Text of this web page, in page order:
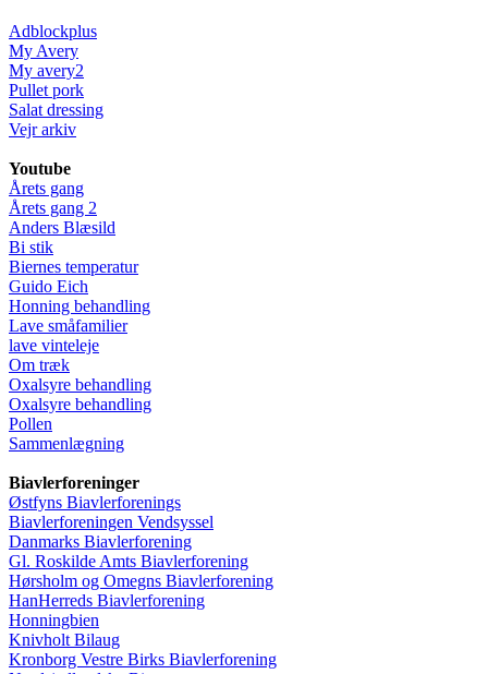
Adblockplus
My Avery
My avery2
Pullet pork
Salat dressing
Vejr arkiv
Youtube
Årets gang
Årets gang 2
Anders Blæsild
Bi stik
Biernes temperatur
Guido Eich
Honning behandling
Lave småfamilier
lave vinteleje
Om træk
Oxalsyre behandling
Oxalsyre behandling
Pollen
Sammenlægning
Biavlerforeninger
Østfyns Biavlerforenings
Biavlerforeningen Vendsyssel
Danmarks Biavlerforening
Gl. Roskilde Amts Biavlerforening
Hørsholm og Omegns Biavlerforening
HanHerreds Biavlerforening
Honningbien
Knivholt Bilaug
Kronborg Vestre Birks Biavlerforening